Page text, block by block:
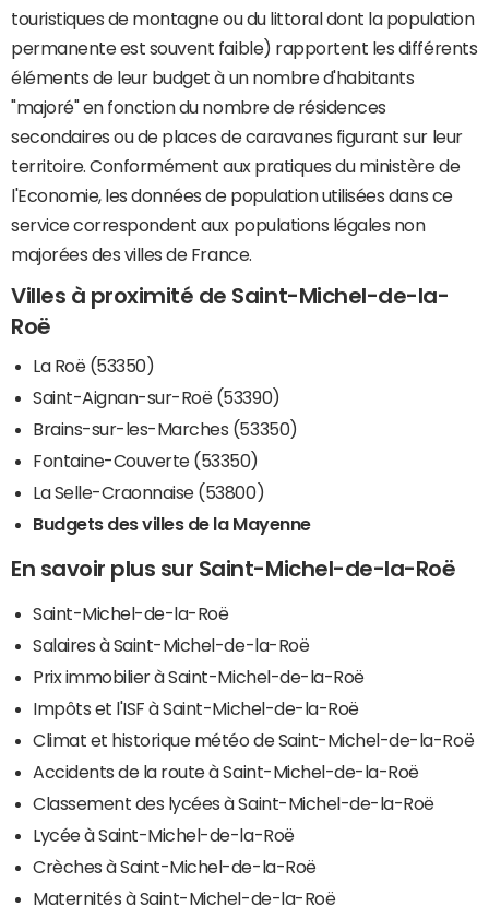
touristiques de montagne ou du littoral dont la population
permanente est souvent faible) rapportent les différents
éléments de leur budget à un nombre d'habitants
"majoré" en fonction du nombre de résidences
secondaires ou de places de caravanes figurant sur leur
territoire. Conformément aux pratiques du ministère de
l'Economie, les données de population utilisées dans ce
service correspondent aux populations légales non
majorées des villes de France.
Villes à proximité de Saint-Michel-de-la-
Roë
La Roë (53350)
Saint-Aignan-sur-Roë (53390)
Brains-sur-les-Marches (53350)
Fontaine-Couverte (53350)
La Selle-Craonnaise (53800)
Budgets des villes de la Mayenne
En savoir plus sur Saint-Michel-de-la-Roë
Saint-Michel-de-la-Roë
Salaires à Saint-Michel-de-la-Roë
Prix immobilier à Saint-Michel-de-la-Roë
Impôts et l'ISF à Saint-Michel-de-la-Roë
Climat et historique météo de Saint-Michel-de-la-Roë
Accidents de la route à Saint-Michel-de-la-Roë
Classement des lycées à Saint-Michel-de-la-Roë
Lycée à Saint-Michel-de-la-Roë
Crèches à Saint-Michel-de-la-Roë
Maternités à Saint-Michel-de-la-Roë